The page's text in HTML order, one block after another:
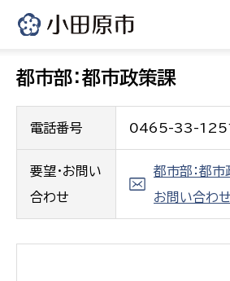
都市部：都市政策課
電話番号 0465-33-
要望・お問い
合わせ
都市部：都市
お問い合わ